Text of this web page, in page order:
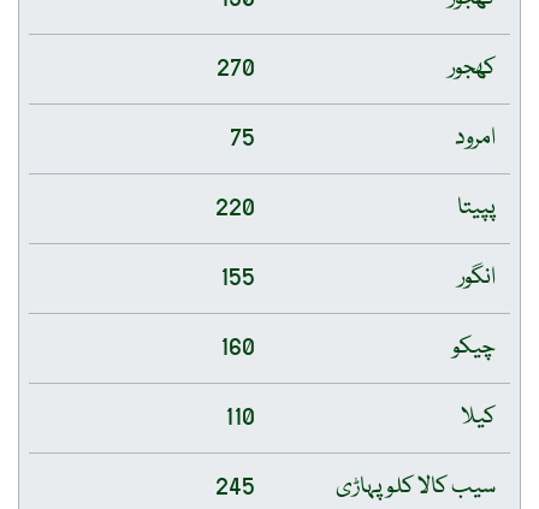
کھجور
270
امرود
75
پپیتا
220
انگور
155
چیکو
160
کیلا
110
سیب کالا کلو پہاڑی
245